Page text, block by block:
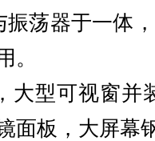
振荡器于一体
。
大型可视窗并
面板，大屏幕